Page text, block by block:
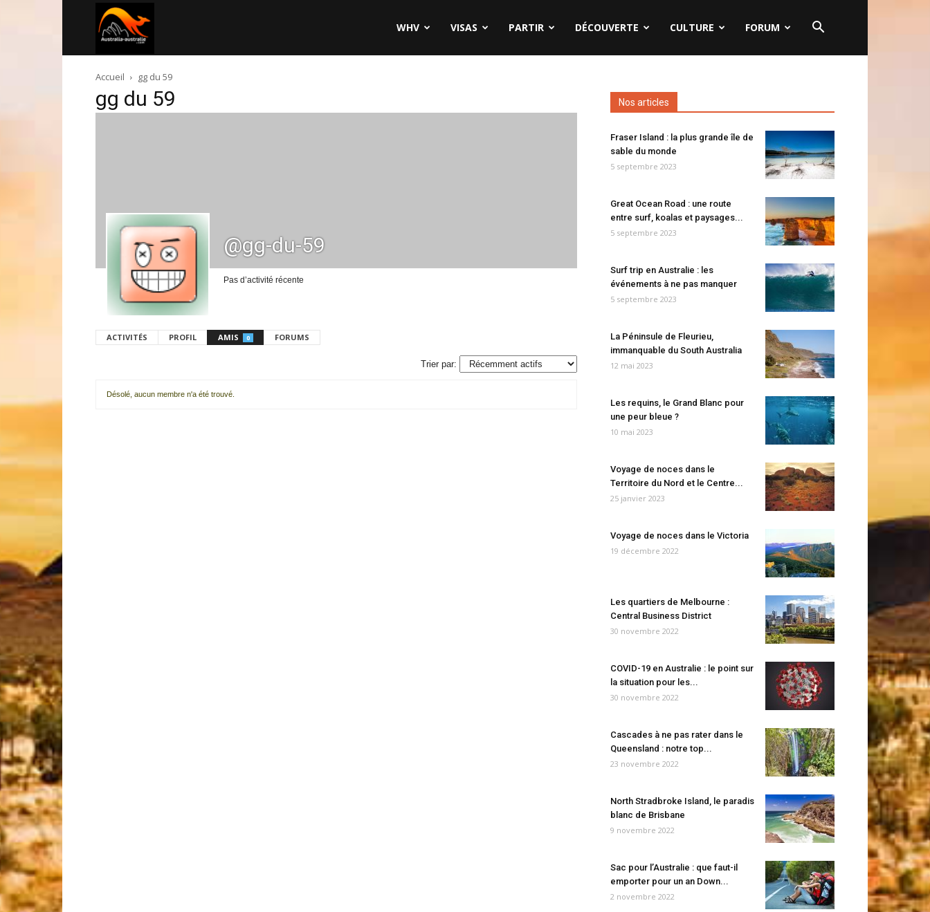
australie.com
WHV VISAS PARTIR DÉCOUVERTE CULTURE FORUM
Accueil gg du 59
gg du 59
@gg-du-59
Pas d’activité récente
ACTIVITÉS PROFIL AMIS 0 FORUMS
Trier par:
Désolé, aucun membre n'a été trouvé.
Nos articles
Fraser Island : la plus grande île de
sable du monde
5 septembre 2023
Great Ocean Road : une route
entre surf, koalas et paysages...
5 septembre 2023
Surf trip en Australie : les
événements à ne pas manquer
5 septembre 2023
La Péninsule de Fleurieu,
immanquable du South Australia
12 mai 2023
Les requins, le Grand Blanc pour
une peur bleue ?
10 mai 2023
Voyage de noces dans le
Territoire du Nord et le Centre...
25 janvier 2023
Voyage de noces dans le Victoria
19 décembre 2022
Les quartiers de Melbourne :
Central Business District
30 novembre 2022
COVID-19 en Australie : le point sur
la situation pour les...
30 novembre 2022
Cascades à ne pas rater dans le
Queensland : notre top...
23 novembre 2022
North Stradbroke Island, le paradis
blanc de Brisbane
9 novembre 2022
Sac pour l’Australie : que faut-il
emporter pour un an Down...
2 novembre 2022